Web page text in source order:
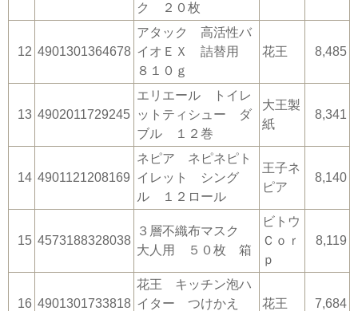
ク ２０枚
12 4901301364678
アタック 高活性バ
イオＥＸ 詰替用
８１０ｇ
花王 8,485
13 4902011729245
エリエール トイレ
ットティシュー ダ
ブル １２巻
大王製
紙
8,341
14 4901121208169
ネピア ネピネピト
イレット シング
ル １２ロール
王子ネ
ピア
8,140
15 4573188328038
３層不織布マスク
大人用 ５０枚 箱
ビトウ
Ｃｏｒ
ｐ
8,119
16 4901301733818
花王 キッチン泡ハ
イター つけかえ
花王 7,684